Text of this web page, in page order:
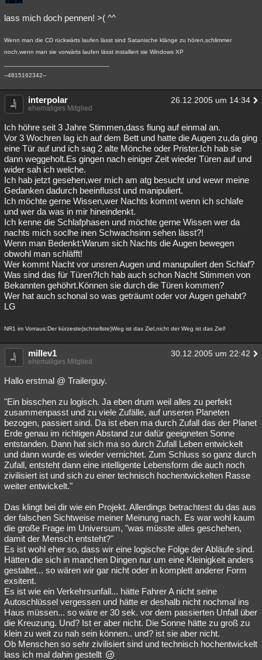
lass mich doch pennen! >( ^^
Wenn man die CD rückwärts laufen lässt sind Satanische klänge zu hören,schlimmer
noch,wenn man sie vorwärts laufen lässt installiert sie Windows XP
--4815162342--
interpolar 26.12.2005 um 14:34
ehemaliges Mitglied
Ich höhre seit 3 Jahre Stimmen,dass fiung auf einmal an.
Vor 3 Wochren lag ich auf dem Bett und hatte die Augen zu,da ging
eine Tür auf und ich sag 2 alte Mönche oder Prister.Ich hab sie
dann weggeholt.Es gingen nach einiger Zeit wieder Türen auf und
wider sah ich welche.
Ich hab jetzt gesehen,wer mich am atg besucht und wewr meine
Gedanken dadurch beeinflusst und manipuliert.
Ich möchte gerne Wissen,wer Nachts kommt wenn ich schlafe
und wer da was in mir hineindenkt.
Ich kenne die Schlafphasen und möchte gerne Wissen wer da
nachts mich soclhe inen Schwachsinn sehen lässt?!
Wenn man Bedenkt:Warum sich Nachts die Augen bewegen
obwohl man schläfft!
Wer kommt Nacht vor unsren Augen und manupuliert den Schlaf?
Was sind das für Türen?Ich hab auch schon Nacht Stimmen von
Bekannten gehöhrt.Können sie durch die Türen kommen?
Wer hat auch schonal so was geträumt oder vor Augen gehabt?
LG
NR1 im Vorraus:Der kürzeste(schnellste)Weg ist das Ziel,nicht der Weg ist das Ziel!
millev1 30.12.2005 um 22:42
ehemaliges Mitglied
Hallo erstmal @ Trailerguy.
"Ein bisschen zu logisch. Ja eben drum weil alles zu perfekt
zusammenpasst und zu viele Zufälle, auf unseren Planeten
bezogen, passiert sind. Da ist eben ma durch Zufall das der Planet
Erde genau im richtigen Abstand zur dafür geeigneten Sonne
entstanden. Dann hat sich ma so durch Zufall Leben entwickelt
und dann wurde es wieder vernichtet. Zum Schluss so ganz durch
Zufall, entsteht dann eine intelligente Lebensform die auch noch
zivilisiert ist und sich zu einer technisch hochentwickelten Rasse
weiter entwickelt."
Das klingt bei dir wie ein Projekt. Allerdings betrachtest du das aus
der falschen Sichtweise meiner Meinung nach. Es war wohl kaum
die große Frage im Universum, "was müsste alles geschehen,
damit der Mensch entsteht?"
Es ist wohl eher so, dass wir eine logische Folge der Abläufe sind.
Hätten die sich in manchen Dingen nur um eine Kleinigkeit anders
gestaltet... so wären wir gar nicht oder in komplett anderer Form
exsitent.
Es ist wie ein Verkehrsunfall... hätte Fahrer A nicht seine
Autoschlüssel vergessen und hätte er deshalb nicht nochmal ins
Haus müssen... so wäre er 30 sek. vor dem passierten Unfall über
die Kreuzung. Und? Ist er aber nicht. Die Sonne hätte zu groß zu
klein zu weit zu nah sein können.. und? ist sie aber nicht.
Ob Menschen so sehr zivilisiert sind und technisch hochentwickelt
lass ich mal dahin gestellt